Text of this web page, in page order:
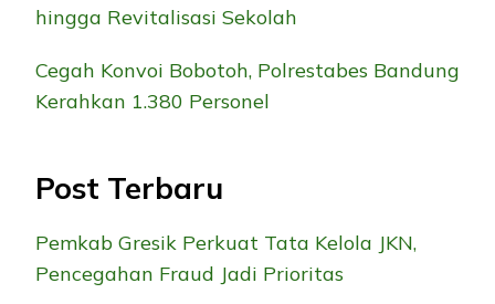
hingga Revitalisasi Sekolah
Cegah Konvoi Bobotoh, Polrestabes Bandung
Kerahkan 1.380 Personel
Post Terbaru
Pemkab Gresik Perkuat Tata Kelola JKN,
Pencegahan Fraud Jadi Prioritas